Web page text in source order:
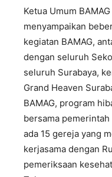
Ketua Umum
menyampaikan
kegiatan BAMAG,
dengan seluruh
seluruh Surabaya,
Grand Heaven
BAMAG, program
bersama
ada 15 gereja yang
kerjasama dengan
pemeriksaan